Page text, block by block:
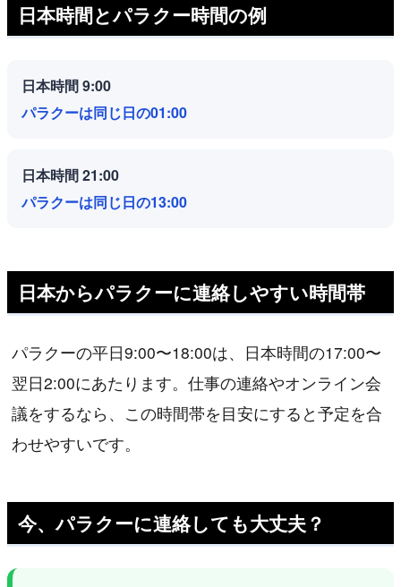
日本時間とパラクー時間の例
日本時間 9:00
パラクーは同じ日の01:00
日本時間 21:00
パラクーは同じ日の13:00
日本からパラクーに連絡しやすい時間帯
パラクーの平日9:00〜18:00は、日本時間の17:00〜
翌日2:00にあたります。仕事の連絡やオンライン会
議をするなら、この時間帯を目安にすると予定を合
わせやすいです。
今、パラクーに連絡しても大丈夫？